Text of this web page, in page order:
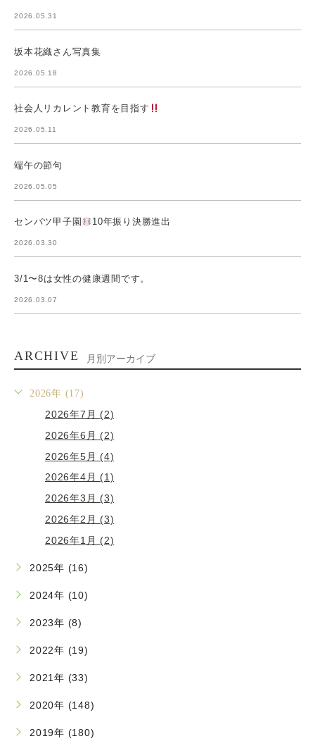
2026.05.31
坂本花織さん写真集
2026.05.18
社会人リカレント教育を目指す
2026.05.11
端午の節句
2026.05.05
センバツ甲子園 10年振り決勝進出
2026.03.30
3/1〜8は女性の健康週間です。
2026.03.07
ARCHIVE 月別アーカイブ
2026年 (17)
2026年7月 (2)
2026年6月 (2)
2026年5月 (4)
2026年4月 (1)
2026年3月 (3)
2026年2月 (3)
2026年1月 (2)
2025年 (16)
2024年 (10)
2023年 (8)
2022年 (19)
2021年 (33)
2020年 (148)
2019年 (180)